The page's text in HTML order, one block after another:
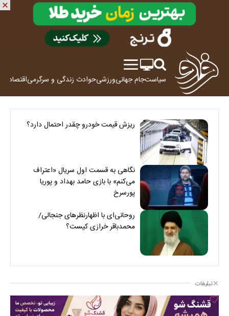
سیاستجام جهانیورزشیحوادث زندگی و سرگرمیاقتصاد
ریزش قیمت خودرو چقدر احتمال دارد؟
نگاهی به قسمت اول سریال «اعتراف
می‌کنم» با بازی حامد بهداد و پوریا
پورسرخ
روحانی‌ای با اظهارنظرهای جنجالی/
محمدباقر خرازی کیست؟
تبلیغات